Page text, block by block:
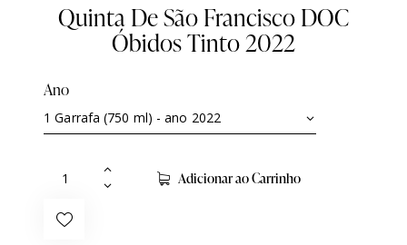
Quinta De São Francisco DOC
Óbidos Tinto 2022
Ano
Adicionar ao Carrinho